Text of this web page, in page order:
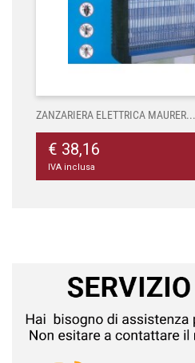
ZANZARIERA ELETTRICA MAURER...
€ 38,16
IVA inclusa